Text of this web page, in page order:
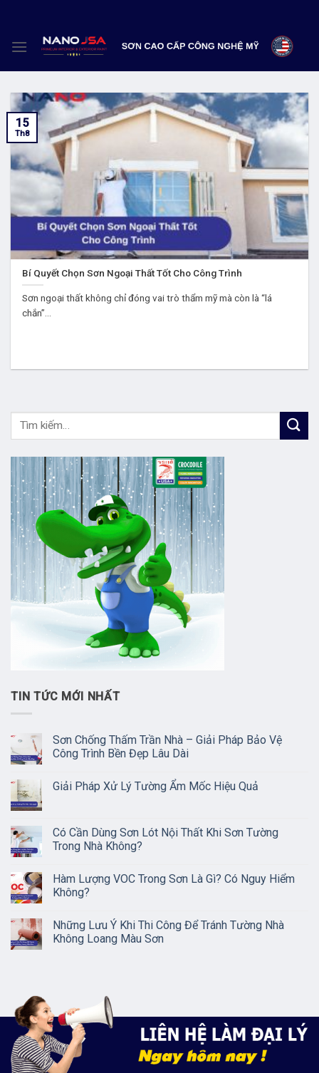
content
Bí Quyết Chọn Sơn Ngoại Thất Tốt Cho Công Trình
Sơn ngoại thất không chỉ đóng vai trò thẩm mỹ mà còn là “lá
chắn”...
15
Th8
TIN TỨC MỚI NHẤT
Sơn Chống Thấm Trần Nhà – Giải Pháp Bảo Vệ
Công Trình Bền Đẹp Lâu Dài
Giải Pháp Xử Lý Tường Ẩm Mốc Hiệu Quả
Có Cần Dùng Sơn Lót Nội Thất Khi Sơn Tường
Trong Nhà Không?
Hàm Lượng VOC Trong Sơn Là Gì? Có Nguy Hiểm
Không?
Những Lưu Ý Khi Thi Công Để Tránh Tường Nhà
Không Loang Màu Sơn